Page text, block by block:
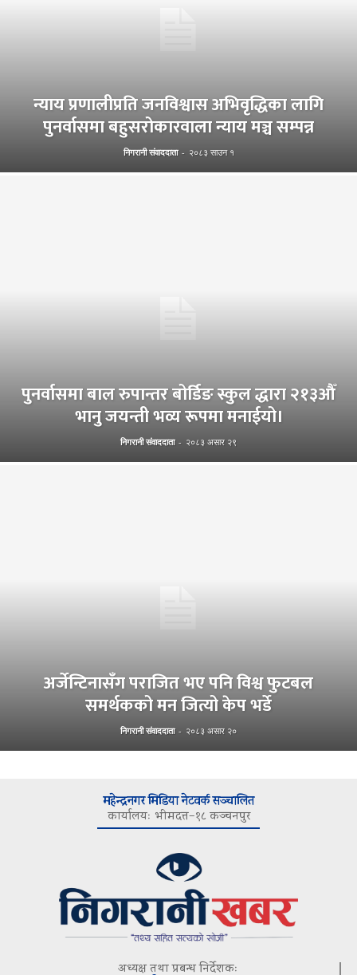
न्याय प्रणालीप्रति जनविश्वास अभिवृद्धिका लागि
पुनर्वासमा बहुसरोकारवाला न्याय मञ्च सम्पन्न
निगरानी संवाददाता - २०८३ साउन १
पुनर्वासमा बाल रुपान्तर बोर्डिङ स्कुल द्धारा २१३औँ
भानु जयन्ती भव्य रूपमा मनाईयो।
निगरानी संवाददाता - २०८३ असार २९
अर्जेन्टिनासँग पराजित भए पनि विश्व फुटबल
समर्थकको मन जित्यो केप भर्डे
निगरानी संवाददाता - २०८३ असार २०
महेन्द्रनगर मिडिया नेटवर्क सञ्चालित
कार्यालयः भीमदत्त–१८ कञ्चनपुर
अध्यक्ष तथा प्रबन्ध निर्देशकः